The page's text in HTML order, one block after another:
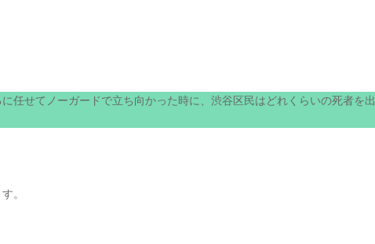
に任せてノーガードで立ち向かった時に、渋谷区民はどれくらいの死者を出
。